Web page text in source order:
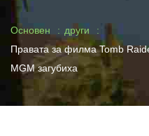
Основен
други
Правата за филма Tomb
MGM загубиха